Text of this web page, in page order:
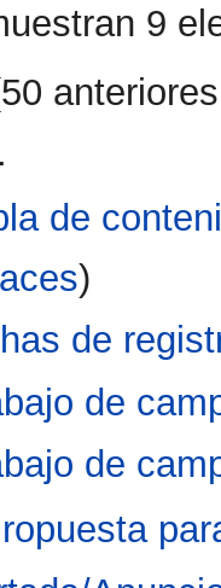
9
50 anteriores
de
)
de
de
de